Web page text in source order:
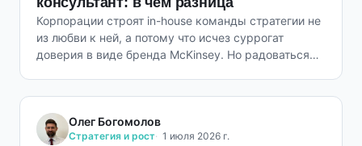
Корпорации строят in-house команды стратегии не
из любви к ней, а потому что исчез суррогат
доверия в виде бренда McKinsey. Но радоваться
Олег Богомолов
Стратегия и рост 1 июля 2026 г.